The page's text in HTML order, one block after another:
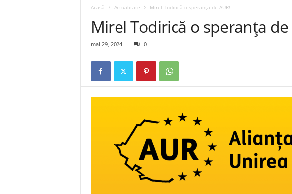
Acasă Actualitate Mirel Todirică o speranța de AUR!
Mirel Todirică o speranța de
mai 29, 2024 0